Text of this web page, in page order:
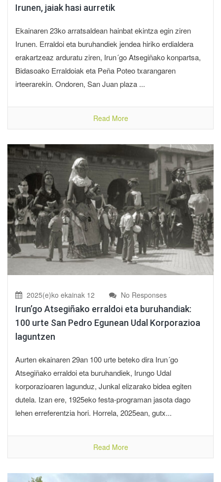
Irunen, jaiak hasi aurretik
Ekainaren 23ko arratsaldean hainbat ekintza egin ziren
Irunen. Erraldoi eta buruhandiek jendea hiriko erdialdera
erakartzeaz arduratu ziren, Irun´go Atsegiñako konpartsa,
Bidasoako Erraldoiak eta Peña Poteo txarangaren
irteerarekin. Ondoren, San Juan plaza ...
Read More
2025(e)ko ekainak 12 No Responses
Irun’go Atsegiñako erraldoi eta buruhandiak:
100 urte San Pedro Egunean Udal Korporazioa
laguntzen
Aurten ekainaren 29an 100 urte beteko dira Irun´go
Atsegiñako erraldoi eta buruhandiek, Irungo Udal
korporazioaren lagunduz, Junkal elizarako bidea egiten
dutela. Izan ere, 1925eko festa-programan jasota dago
lehen erreferentzia hori. Horrela, 2025ean, gutx...
Read More